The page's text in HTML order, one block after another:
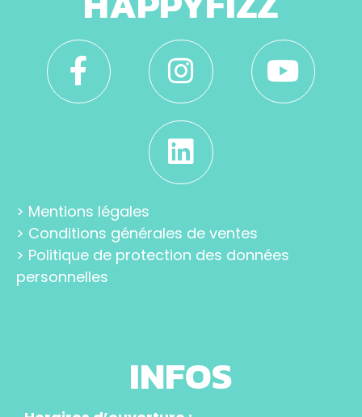
> Mentions légales
> Conditions générales de ventes
> Politique de protection des données
personnelles
INFOS